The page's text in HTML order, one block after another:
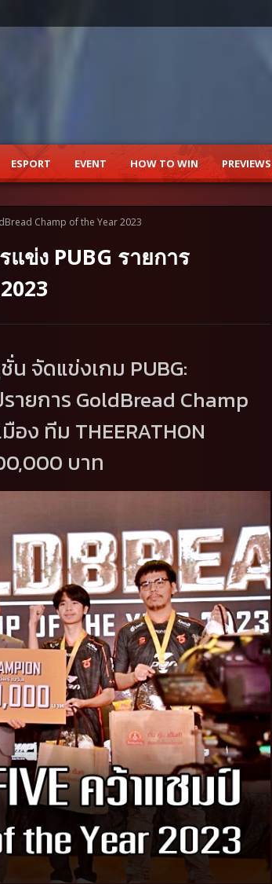
ESPORT EVENT HOW TO WIN PREVIEWS
Champ of the Year 2023
แข่ง PUBG รายการ
น จัดแข่งเกม PUBG:
ายการ GoldBread Champ
ง ทีม THEERATHON
บาท